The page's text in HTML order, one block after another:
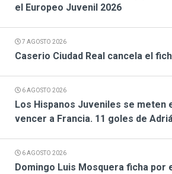
el Europeo Juvenil 2026
7 AGOSTO 2026
Caserio Ciudad Real cancela el
6 AGOSTO 2026
Los Hispanos Juveniles se meten
vencer a Francia. 11 goles de
6 AGOSTO 2026
Domingo Luis Mosquera ficha por